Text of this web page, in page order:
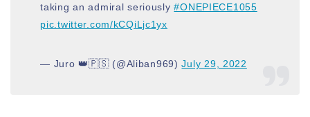
taking an admiral seriously#ONEPIECE1055
pic.twitter.com/kCQiLjc1yx
— Juro 👑🇵🇸 (@Aliban969)July 29, 2022